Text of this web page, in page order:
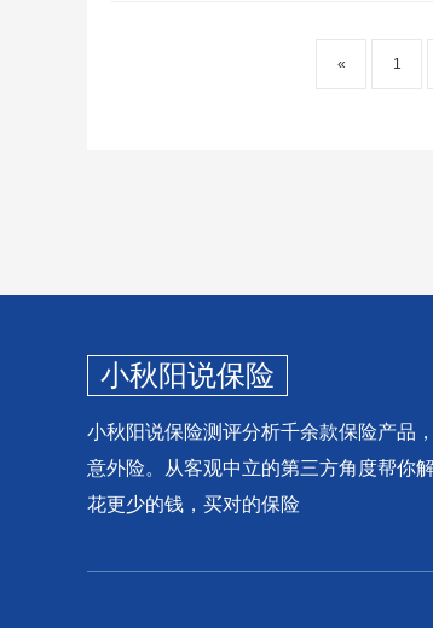
« 1
小秋阳说保险
小秋阳说保险测评分析千余款保险产品
意外险。从客观中立的第三方角度帮你
花更少的钱，买对的保险